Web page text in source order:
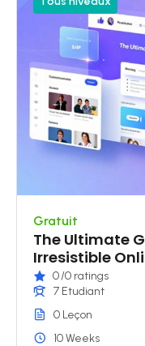
Gratuit
The Ultimate
Irresistible
0/0 ratings
7 Etudiant
0 Leçon
10 Weeks